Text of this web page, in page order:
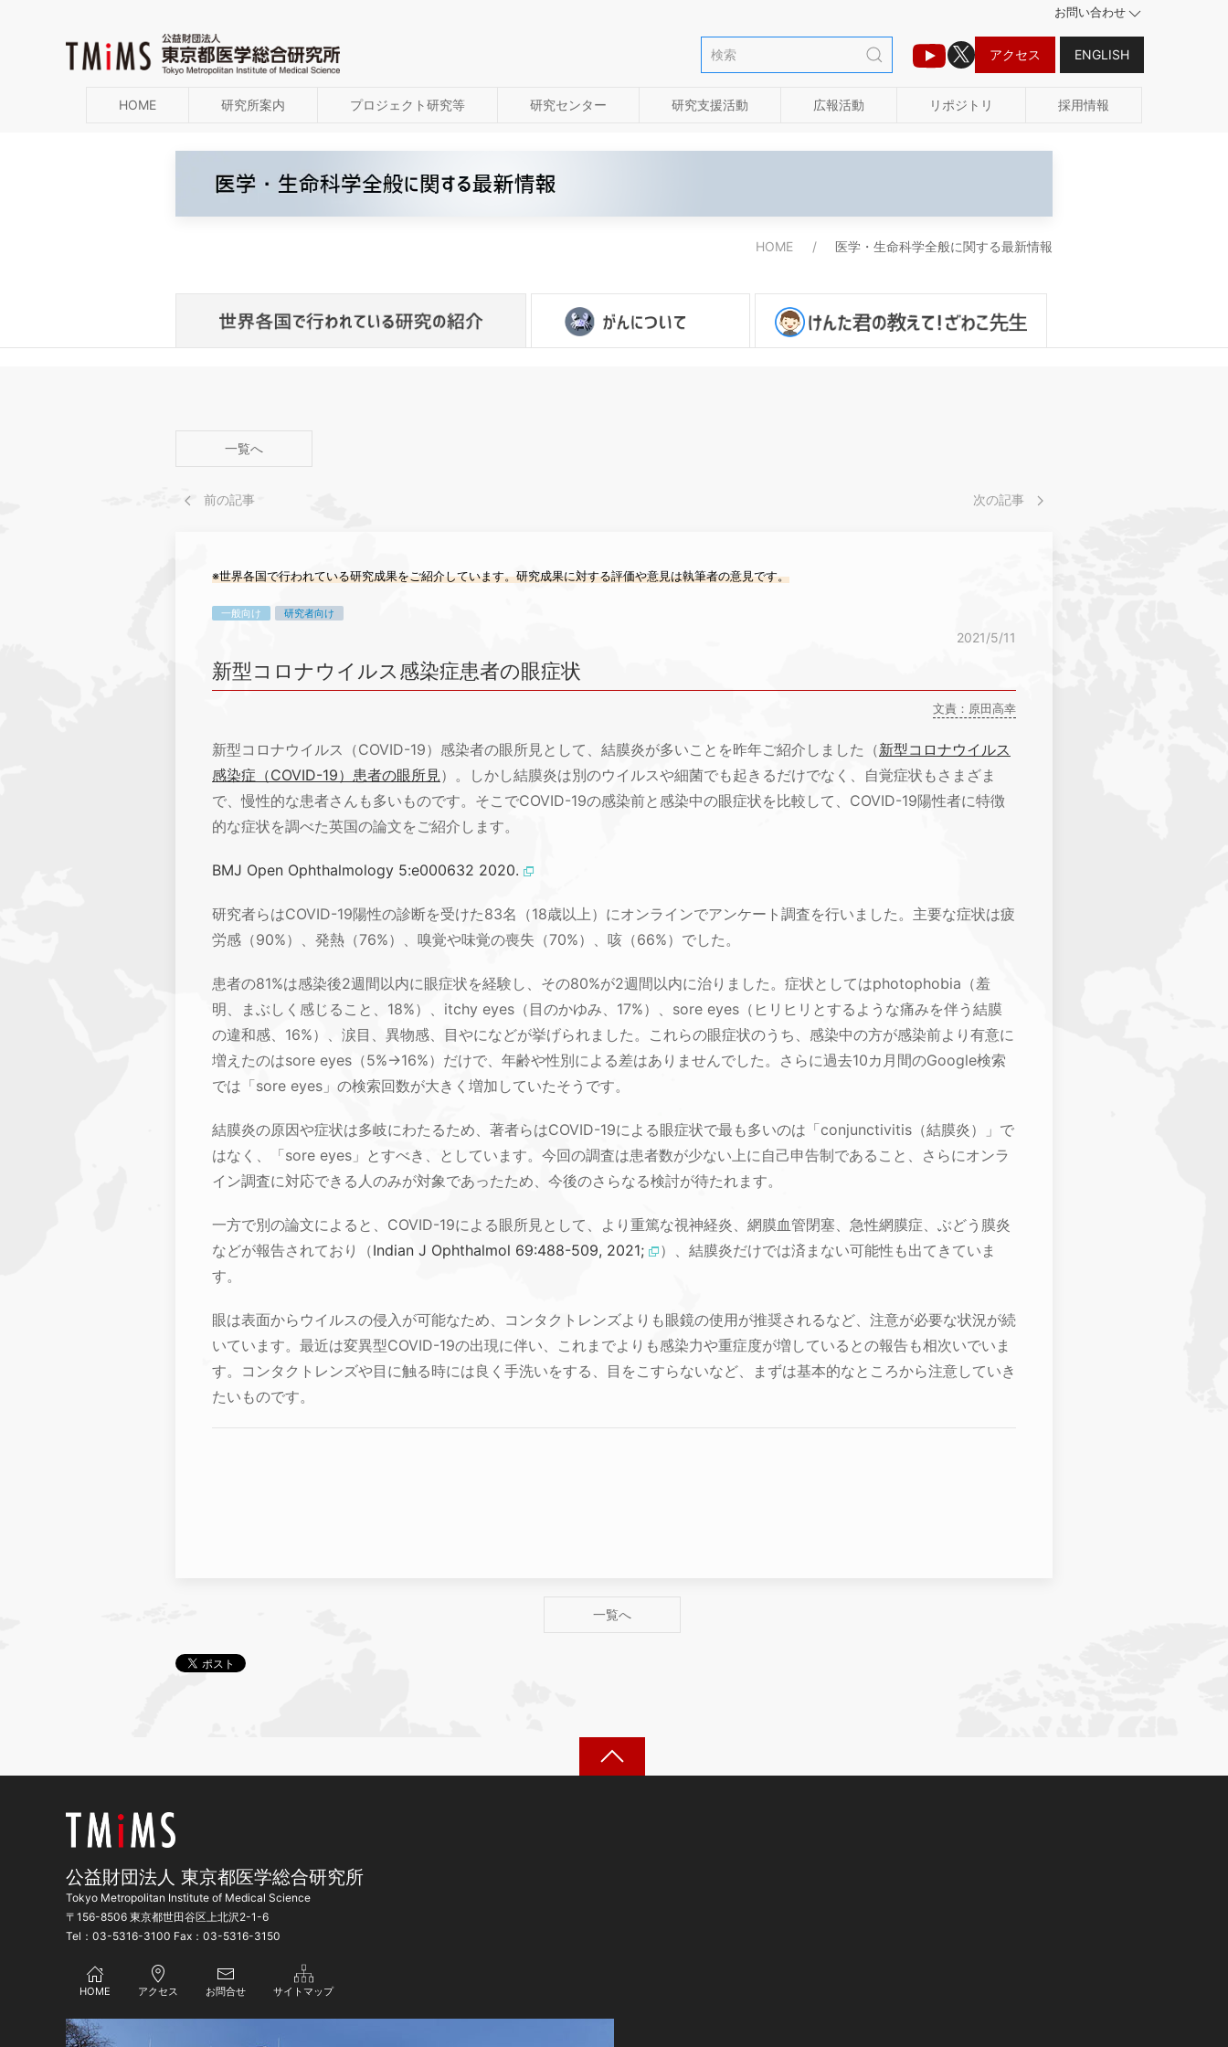
お問い合わせ
アクセス ENGLISH
HOME 研究所案内 プロジェクト研究等 研究センター 研究支援活動 広報活動 リポジトリ 採用情報
HOME 医学・生命科学全般に関する最新情報
一覧へ
前の記事 次の記事
※世界各国で行われている研究成果をご紹介しています。研究成果に対する評価や意見は執筆者の意見です。
一般向け 研究者向け
2021/5/11
新型コロナウイルス感染症患者の眼症状
文責：原田高幸
新型コロナウイルス（COVID-19）感染者の眼所見として、結膜炎が多いことを昨年ご紹介しました（新型コロナウイルス
感染症（COVID-19）患者の眼所⾒）。しかし結膜炎は別のウイルスや細菌でも起きるだけでなく、自覚症状もさまざま
で、慢性的な患者さんも多いものです。そこでCOVID-19の感染前と感染中の眼症状を比較して、COVID-19陽性者に特徴
的な症状を調べた英国の論文をご紹介します。
BMJ Open Ophthalmology 5:e000632 2020.
研究者らはCOVID-19陽性の診断を受けた83名（18歳以上）にオンラインでアンケート調査を行いました。主要な症状は疲
労感（90%）、発熱（76%）、嗅覚や味覚の喪失（70%）、咳（66%）でした。
患者の81%は感染後2週間以内に眼症状を経験し、その80%が2週間以内に治りました。症状としてはphotophobia（羞
明、まぶしく感じること、18%）、itchy eyes（目のかゆみ、17%）、sore eyes（ヒリヒリとするような痛みを伴う結膜
の違和感、16%）、涙目、異物感、目やになどが挙げられました。これらの眼症状のうち、感染中の方が感染前より有意に
増えたのはsore eyes（5%→16%）だけで、年齢や性別による差はありませんでした。さらに過去10カ月間のGoogle検索
では「sore eyes」の検索回数が大きく増加していたそうです。
結膜炎の原因や症状は多岐にわたるため、著者らはCOVID-19による眼症状で最も多いのは「conjunctivitis（結膜炎）」で
はなく、「sore eyes」とすべき、としています。今回の調査は患者数が少ない上に自己申告制であること、さらにオンラ
イン調査に対応できる人のみが対象であったため、今後のさらなる検討が待たれます。
一方で別の論文によると、COVID-19による眼所見として、より重篤な視神経炎、網膜血管閉塞、急性網膜症、ぶどう膜炎
などが報告されており（Indian J Ophthalmol 69:488-509, 2021;
）、結膜炎だけでは済まない可能性も出てきていま
す。
眼は表面からウイルスの侵入が可能なため、コンタクトレンズよりも眼鏡の使用が推奨されるなど、注意が必要な状況が続
いています。最近は変異型COVID-19の出現に伴い、これまでよりも感染力や重症度が増しているとの報告も相次いでいま
す。コンタクトレンズや目に触る時には良く手洗いをする、目をこすらないなど、まずは基本的なところから注意していき
たいものです。
一覧へ
公益財団法人 東京都医学総合研究所
Tokyo Metropolitan Institute of Medical Science
〒156-8506 東京都世田谷区上北沢2-1-6
Tel：03-5316-3100 Fax：03-5316-3150
HOME アクセス お問合せ サイトマップ